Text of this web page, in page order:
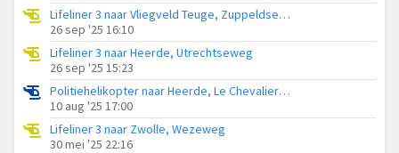
Lifeliner 3 naar Vliegveld Teuge, Zuppeldseweg
26 sep '25 16:10
Lifeliner 3 naar Heerde, Utrechtseweg
26 sep '25 15:23
Politiehelikopter naar Heerde, Le Chevalierlaan
10 aug '25 17:00
Lifeliner 3 naar Zwolle, Wezeweg
30 mei '25 22:16